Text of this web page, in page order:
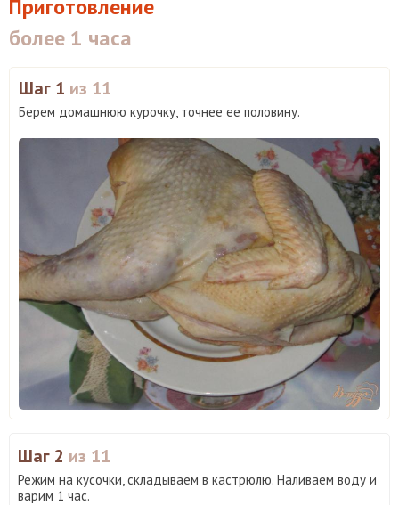
Приготовление
более 1 часа
Шаг 1 из 11
Берем домашнюю курочку, точнее ее половину.
Шаг 2 из 11
Режим на кусочки, складываем в кастрюлю. Наливаем воду и
варим 1 час.